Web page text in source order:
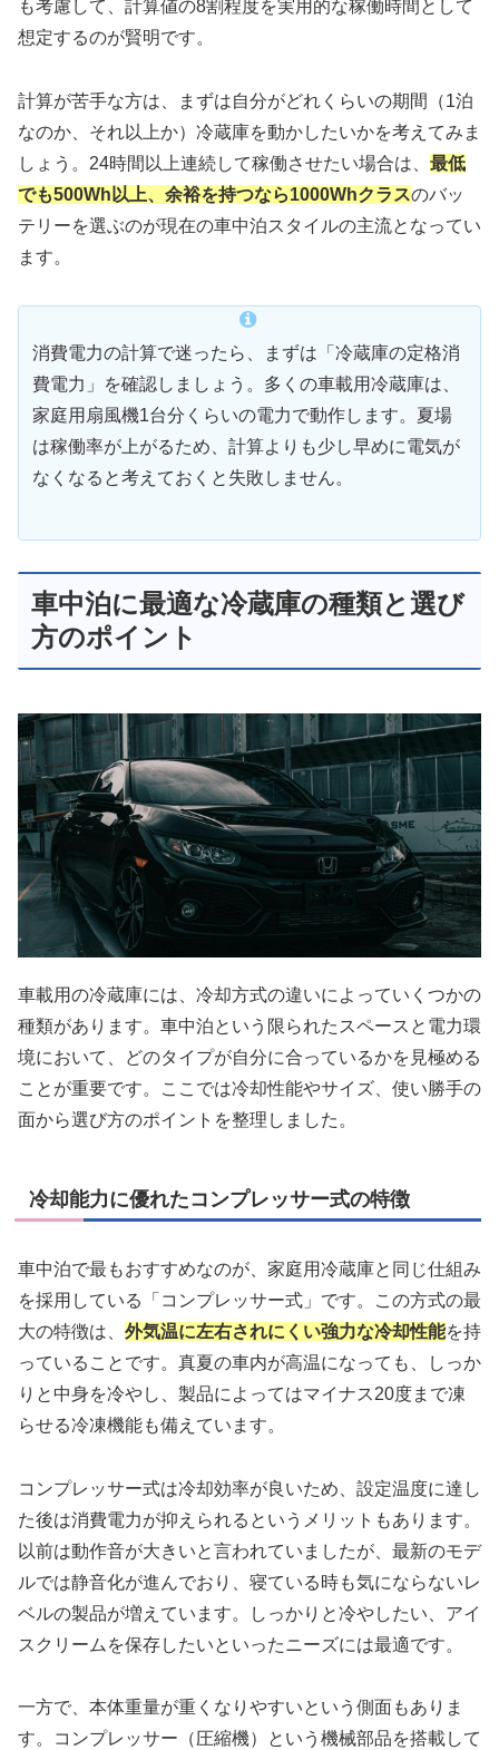
も考慮して、計算値の8割程度を実用的な稼働時間として
想定するのが賢明です。
計算が苦手な方は、まずは自分がどれくらいの期間（1泊
なのか、それ以上か）冷蔵庫を動かしたいかを考えてみま
しょう。24時間以上連続して稼働させたい場合は、 最低
でも500Wh以上、余裕を持つなら1000Whクラスのバッ
テリーを選ぶのが現在の車中泊スタイルの主流となってい
ます。
消費電力の計算で迷ったら、まずは「冷蔵庫の定格消
費電力」を確認しましょう。多くの車載用冷蔵庫は、
家庭用扇風機1台分くらいの電力で動作します。夏場
は稼働率が上がるため、計算よりも少し早めに電気が
なくなると考えておくと失敗しません。
車中泊に最適な冷蔵庫の種類と選び
方のポイント
車載用の冷蔵庫には、冷却方式の違いによっていくつかの
種類があります。車中泊という限られたスペースと電力環
境において、どのタイプが自分に合っているかを見極める
ことが重要です。ここでは冷却性能やサイズ、使い勝手の
面から選び方のポイントを整理しました。
冷却能力に優れたコンプレッサー式の特徴
車中泊で最もおすすめなのが、家庭用冷蔵庫と同じ仕組み
を採用している「コンプレッサー式」です。この方式の最
大の特徴は、 外気温に左右されにくい強力な冷却性能を持
っていることです。真夏の車内が高温になっても、しっか
りと中身を冷やし、製品によってはマイナス20度まで凍
らせる冷凍機能も備えています。
コンプレッサー式は冷却効率が良いため、設定温度に達し
た後は消費電力が抑えられるというメリットもあります。
以前は動作音が大きいと言われていましたが、最新のモデ
ルでは静音化が進んでおり、寝ている時も気にならないレ
ベルの製品が増えています。しっかりと冷やしたい、アイ
スクリームを保存したいといったニーズには最適です。
一方で、本体重量が重くなりやすいという側面もありま
す。コンプレッサー（圧縮機）という機械部品を搭載して